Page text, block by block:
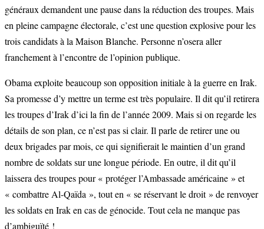
généraux demandent une pause dans la réduction des troupes. Mais
en pleine campagne électorale, c’est une question explosive pour les
trois candidats à la Maison Blanche. Personne n’osera aller
franchement à l’encontre de l’opinion publique.
Obama exploite beaucoup son opposition initiale à la guerre en Irak.
Sa promesse d’y mettre un terme est très populaire. Il dit qu’il retirera
les troupes d’Irak d’ici la fin de l’année 2009. Mais si on regarde les
détails de son plan, ce n’est pas si clair. Il parle de retirer une ou
deux brigades par mois, ce qui signifierait le maintien d’un grand
nombre de soldats sur une longue période. En outre, il dit qu’il
laissera des troupes pour « protéger l’Ambassade américaine » et
« combattre Al-Qaïda », tout en « se réservant le droit » de renvoyer
les soldats en Irak en cas de génocide. Tout cela ne manque pas
d’ambiguïté !